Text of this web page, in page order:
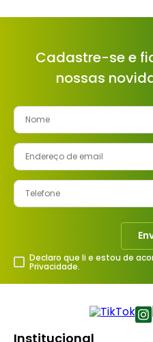
Cadastre-se e
nossas
Declaro que li e estou de
Privacidade.
Institucional